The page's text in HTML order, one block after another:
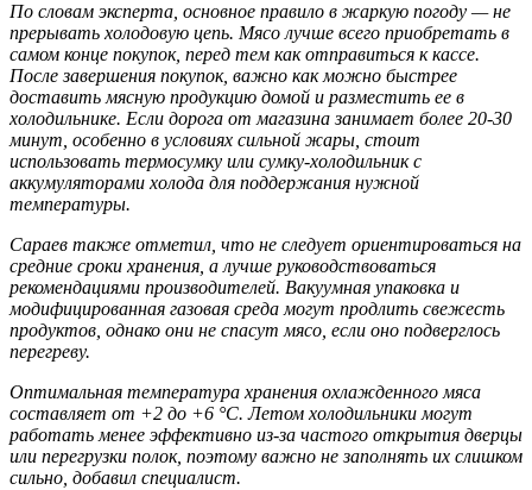
По словам эксперта, основное правило в жаркую погоду — не
прерывать холодовую цепь. Мясо лучше всего приобретать в
самом конце покупок, перед тем как отправиться к кассе.
После завершения покупок, важно как можно быстрее
доставить мясную продукцию домой и разместить ее в
холодильнике. Если дорога от магазина занимает более 20-30
минут, особенно в условиях сильной жары, стоит
использовать термосумку или сумку-холодильник с
аккумуляторами холода для поддержания нужной
температуры.
Сараев также отметил, что не следует ориентироваться на
средние сроки хранения, а лучше руководствоваться
рекомендациями производителей. Вакуумная упаковка и
модифицированная газовая среда могут продлить свежесть
продуктов, однако они не спасут мясо, если оно подверглось
перегреву.
Оптимальная температура хранения охлажденного мяса
составляет от +2 до +6 °C. Летом холодильники могут
работать менее эффективно из-за частого открытия дверцы
или перегрузки полок, поэтому важно не заполнять их слишком
сильно, добавил специалист.